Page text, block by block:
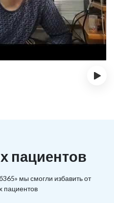
›
пациентов
мы смогли избавить от
пациентов